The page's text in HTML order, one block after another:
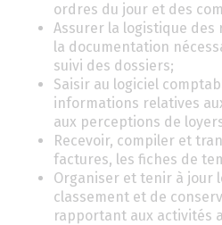
ordres du jour et des
Assurer la logistique
la documentation
suivi des dossiers;
Saisir au logiciel
informations relatives
aux perceptions de
Recevoir, compiler et
factures, les fiches de
Organiser et tenir à jour
classement et de
rapportant aux activités